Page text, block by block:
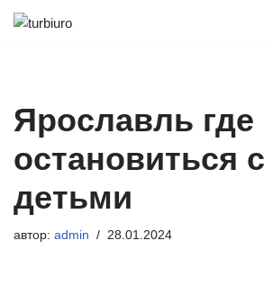
Ярославль где
остановиться с
детьми
автор: admin 28.01.2024